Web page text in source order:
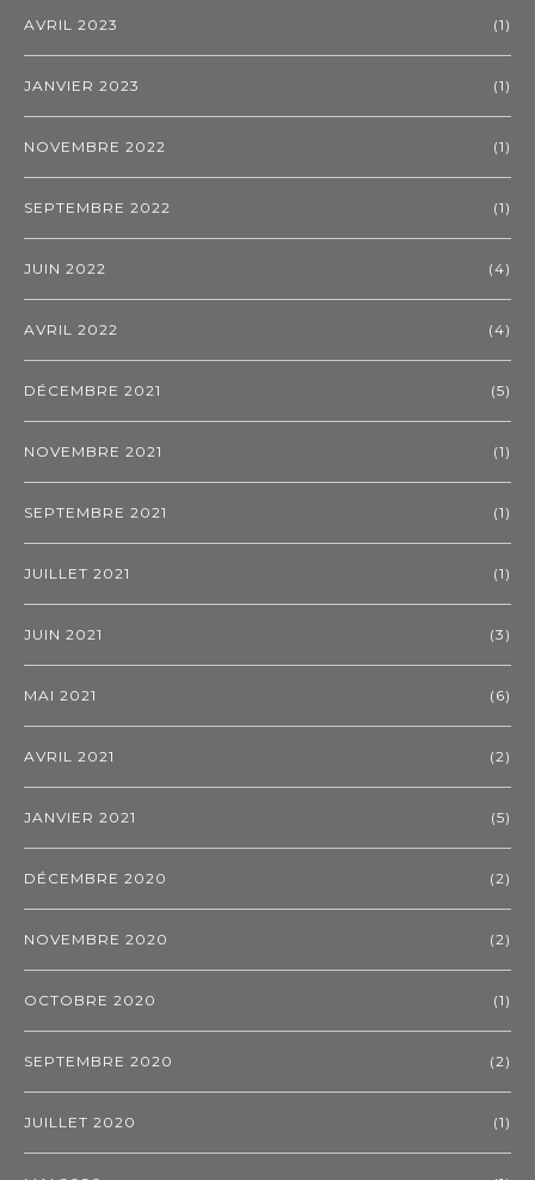
AVRIL 2023 (1)
JANVIER 2023 (1)
NOVEMBRE 2022 (1)
SEPTEMBRE 2022 (1)
JUIN 2022 (4)
AVRIL 2022 (4)
DÉCEMBRE 2021 (5)
NOVEMBRE 2021 (1)
SEPTEMBRE 2021 (1)
JUILLET 2021 (1)
JUIN 2021 (3)
MAI 2021 (6)
AVRIL 2021 (2)
JANVIER 2021 (5)
DÉCEMBRE 2020 (2)
NOVEMBRE 2020 (2)
OCTOBRE 2020 (1)
SEPTEMBRE 2020 (2)
JUILLET 2020 (1)